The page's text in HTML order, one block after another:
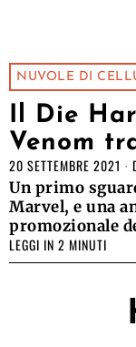
NUVOLE DI
Il Die
Venom
20 SETTEMBRE 2021
Un primo
Marvel, e una
promozionale
LEGGI IN 2 MINUTI